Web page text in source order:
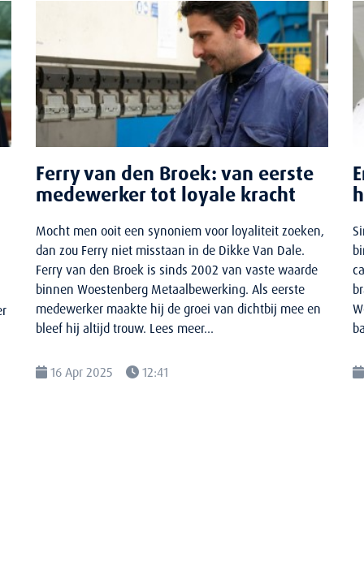
Ferry van den Broek: van eerste
medewerker tot loyale kracht
Mocht men ooit een synoniem voor loyaliteit zoeken,
dan zou Ferry niet misstaan in de Dikke Van Dale.
Ferry van den Broek is sinds 2002 van vaste waarde
binnen Woestenberg Metaalbewerking. Als eerste
medewerker maakte hij de groei van dichtbij mee en
bleef hij altijd trouw. Lees meer...
16 Apr 2025 12:41